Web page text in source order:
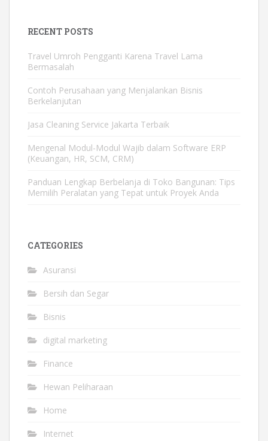
RECENT POSTS
Travel Umroh Pengganti Karena Travel Lama
Bermasalah
Contoh Perusahaan yang Menjalankan Bisnis
Berkelanjutan
Jasa Cleaning Service Jakarta Terbaik
Mengenal Modul-Modul Wajib dalam Software ERP
(Keuangan, HR, SCM, CRM)
Panduan Lengkap Berbelanja di Toko Bangunan: Tips
Memilih Peralatan yang Tepat untuk Proyek Anda
CATEGORIES
Asuransi
Bersih dan Segar
Bisnis
digital marketing
Finance
Hewan Peliharaan
Home
Internet